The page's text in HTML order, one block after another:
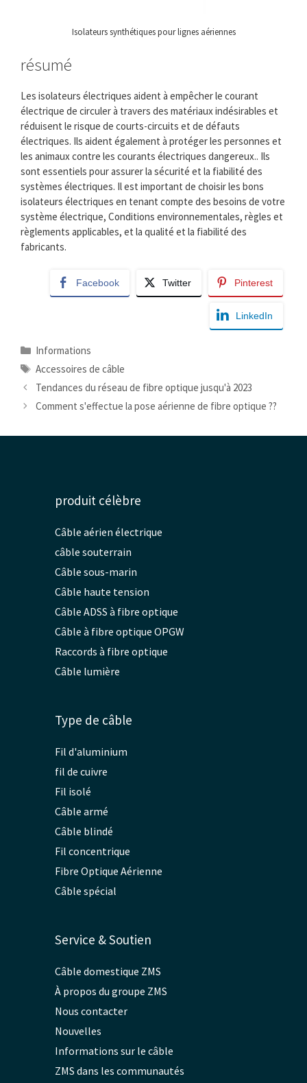
Isolateurs synthétiques pour lignes aériennes
résumé
Les isolateurs électriques aident à empêcher le courant
électrique de circuler à travers des matériaux indésirables et
réduisent le risque de courts-circuits et de défauts
électriques. Ils aident également à protéger les personnes et
les animaux contre les courants électriques dangereux.. Ils
sont essentiels pour assurer la sécurité et la fiabilité des
systèmes électriques. Il est important de choisir les bons
isolateurs électriques en tenant compte des besoins de votre
système électrique, Conditions environnementales, règles et
règlements applicables, et la qualité et la fiabilité des
fabricants.
Facebook Twitter Pinterest
LinkedIn
Catégories
Informations
Mots
clés
Accessoires de câble
Tendances du réseau de fibre optique jusqu'à 2023
Comment s'effectue la pose aérienne de fibre optique ??
produit célèbre
Câble aérien électrique
câble souterrain
Câble sous-marin
Câble haute tension
Câble ADSS à fibre optique
Câble à fibre optique OPGW
Raccords à fibre optique
Câble lumière
Type de câble
Fil d'aluminium
fil de cuivre
Fil isolé
Câble armé
Câble blindé
Fil concentrique
Fibre Optique Aérienne
Câble spécial
Service & Soutien
Câble domestique ZMS
À propos du groupe ZMS
Nous contacter
Nouvelles
Informations sur le câble
ZMS dans les communautés